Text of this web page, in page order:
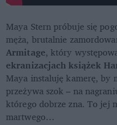
Maya Stern próbuje się
męża, brutalnie
Armitage
ekranizacjach książek
Maya instaluję kamerę, by
przeżywa szok – na
którego dobrze zna. To jej
martwego…